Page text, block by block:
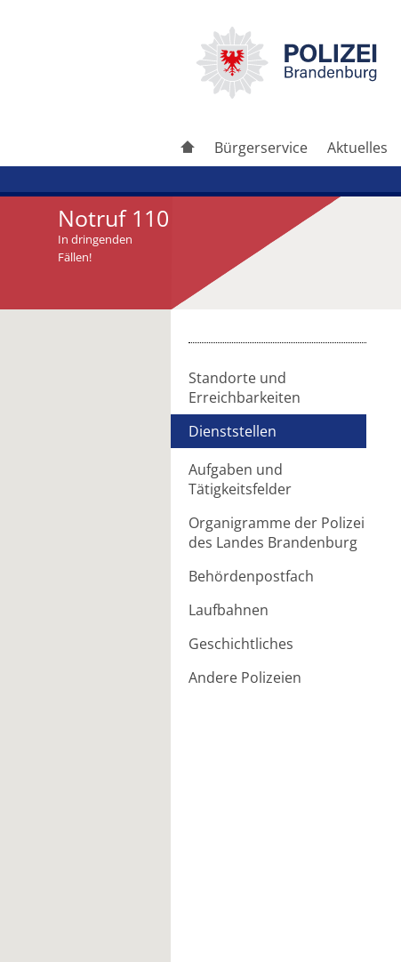
Bürgerservice Aktuelles
Notruf 110
In dringenden
Fällen!
Standorte und
Erreichbarkeiten
Dienststellen
Aufgaben und
Tätigkeitsfelder
Organigramme der Polizei
des Landes Brandenburg
Behördenpostfach
Laufbahnen
Geschichtliches
Andere Polizeien
Artikel weiterleiten